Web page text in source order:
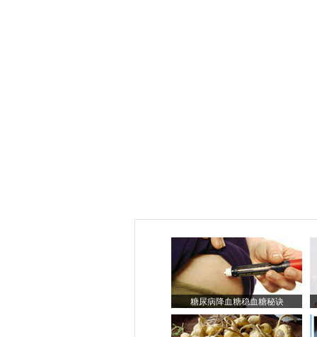
糖尿病降血糖稳血糖秘诀